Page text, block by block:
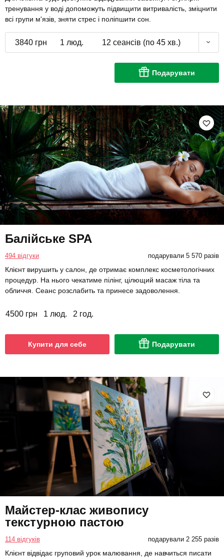
тренування у воді допоможуть підвищити витривалість, зміцнити
всі групи м'язів, зняти стрес і поліпшити сон.
3840 грн 1 люд. 12 сеансів (по 45 хв.)
Подарувати
Балійське SPA
494 відгуки подарували 5 570 разів
Клієнт вирушить у салон, де отримає комплекс косметологічних
процедур. На нього чекатиме пілінг, цілющий масаж тіла та
обличчя. Сеанс розслабить та принесе задоволення.
4500 грн 1 люд. 2 год.
Купити для себе Подарувати
Майстер-клас живопису
текстурною пастою
114 відгуків подарували 2 255 разів
Клієнт відвідає груповий урок малювання, де навчиться писати